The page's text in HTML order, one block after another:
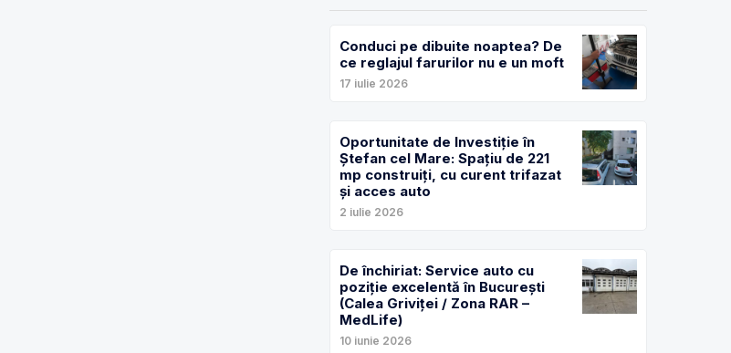
Conduci pe dibuite noaptea? De
ce reglajul farurilor nu e un moft
17 iulie 2026
Oportunitate de Investiție în
Ștefan cel Mare: Spațiu de 221
mp construiți, cu curent trifazat
și acces auto
2 iulie 2026
De închiriat: Service auto cu
poziție excelentă în București
(Calea Griviței / Zona RAR –
MedLife)
10 iunie 2026